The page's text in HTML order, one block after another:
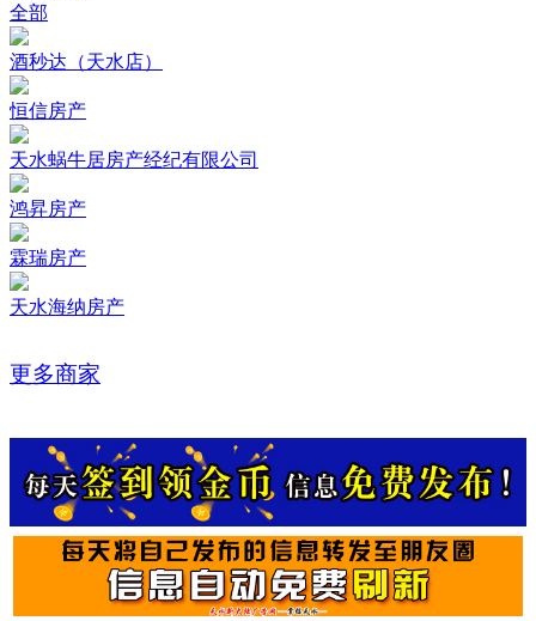
全部
酒秒达（天水店）
恒信房产
天水蜗牛居房产经纪有限公司
鸿昇房产
霖瑞房产
天水海纳房产
更多商家